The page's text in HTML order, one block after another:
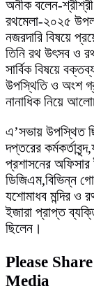
অনীক বলেন-
রথমেলা-২০২৫
নজরদারি বিষয়ে
তিনি রথ উৎসব ও
সার্বিক বিষয়ে
উপস্থিতি ও অংশ
নানাধিক নিয়ে
এ’সভায় উপস্থিত
দপ্তরের
প্রশাসনের অফিসার
ডিজিএম,বিভিন্ন
যশোমাধব মন্দির ও
ইজারা প্রাপ্ত
ছিলেন।
Please
Media